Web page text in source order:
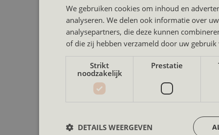
We gebruiken cookies om inhoud en
analyseren. We delen ook informatie over
analysepartners, die deze kunnen
of die zij hebben verzameld door uw
Strikt
noodzakelijk
Prestatie
DETAILS WEERGEVEN